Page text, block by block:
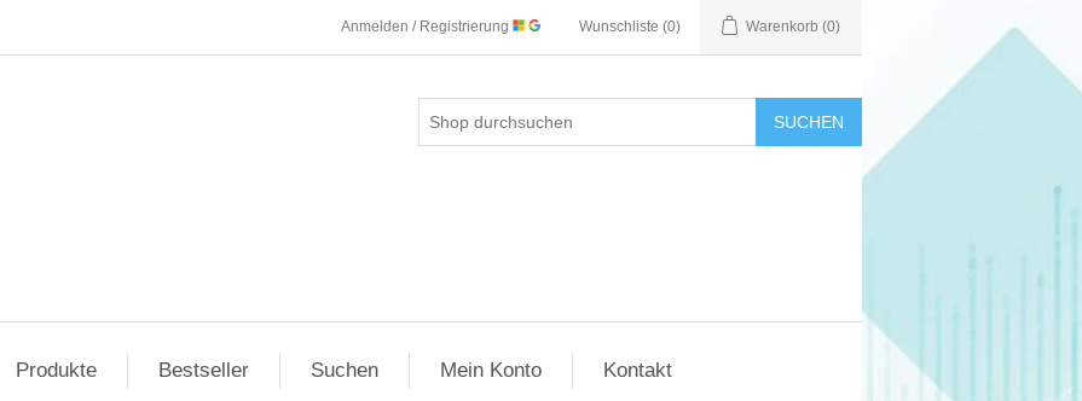
Anmelden / Registrierung Wunschliste (0) Warenkorb (0)
SUCHEN
Produkte Bestseller Suchen Mein Konto Kontakt